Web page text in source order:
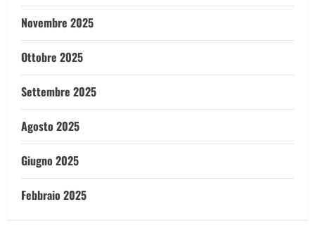
Novembre 2025
Ottobre 2025
Settembre 2025
Agosto 2025
Giugno 2025
Febbraio 2025